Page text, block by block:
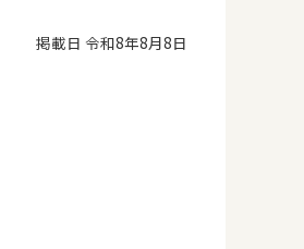
掲載日 令和8年8月8日